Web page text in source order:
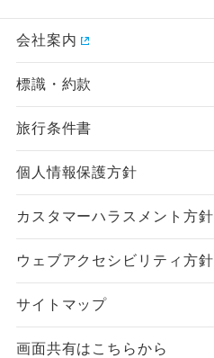
会社案内
標識・約款
旅行条件書
個人情報保護方針
カスタマーハラスメント方針
ウェブアクセシビリティ方針
サイトマップ
画面共有はこちらから